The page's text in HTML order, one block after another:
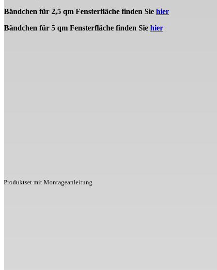
Bändchen für 2,5 qm Fensterfläche finden Sie hier
Bändchen für 5 qm Fensterfläche finden Sie hier
Produktset mit Montageanleitung